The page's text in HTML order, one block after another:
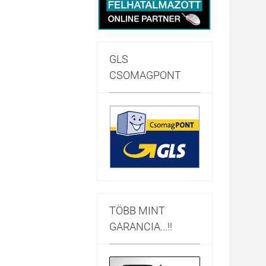
GLS
CSOMAGPONT
TÖBB MINT
GARANCIA...!!